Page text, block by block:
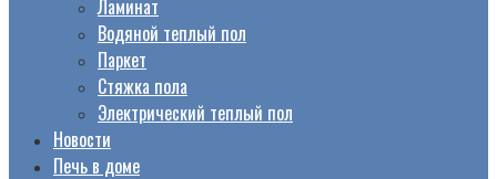
Ламинат
Водяной теплый пол
Паркет
Стяжка пола
Электрический теплый пол
Новости
Печь в доме